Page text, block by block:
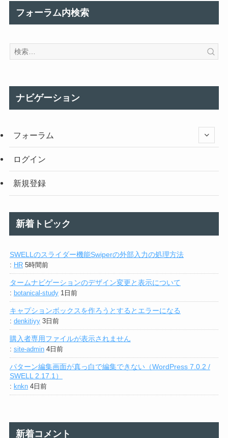
フォーラム内検索
ナビゲーション
フォーラム
ログイン
新規登録
新着トピック
SWELLのスライダー機能Swiperの外部入力の処理方法
: HR 5時間前
タームナビゲーションのデザイン変更と表示について
: botanical-study 1日前
キャプションボックスを作ろうとするとエラーになる
: denkitiyy 3日前
購入者専用ファイルが表示されません
: site-admin 4日前
パターン編集画面が真っ白で編集できない（WordPress 7.0.2 /
SWELL 2.17.1）
: knkn 4日前
新着コメント